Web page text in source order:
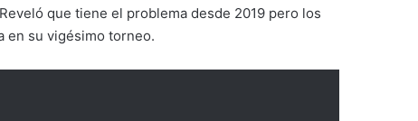
que tiene el problema desde 2019 pero los
en su vigésimo torneo.